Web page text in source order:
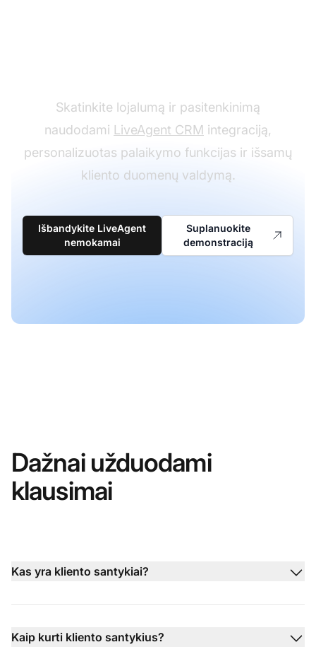
Skatinkite lojalumą ir pasitenkinimą
naudodami LiveAgent CRM integraciją,
personalizuotas palaikymo funkcijas ir išsamų
kliento duomenų valdymą.
Išbandykite LiveAgent
nemokamai
Suplanuokite
demonstraciją
Dažnai užduodami
klausimai
Kas yra kliento santykiai?
Kaip kurti kliento santykius?